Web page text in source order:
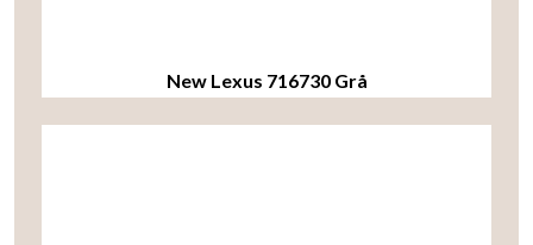
New Lexus 716730 Grå